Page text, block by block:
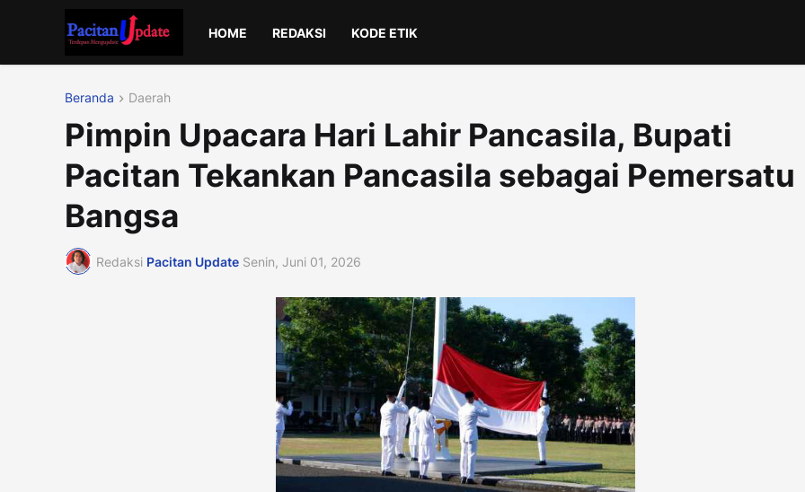
HOME REDAKSI KODE ETIK
Beranda Daerah
Pimpin Upacara Hari Lahir Pancasila, Bupati
Pacitan Tekankan Pancasila sebagai Pemersatu
Bangsa
Redaksi Pacitan Update Senin, Juni 01, 2026